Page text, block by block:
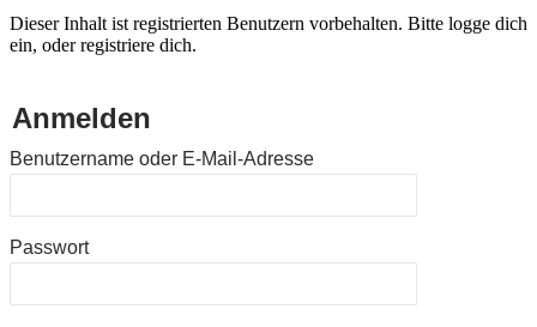
Dieser Inhalt ist registrierten Benutzern vorbehalten. Bitte logge dich
ein, oder registriere dich.
Anmelden
Benutzername oder E-Mail-Adresse
Passwort